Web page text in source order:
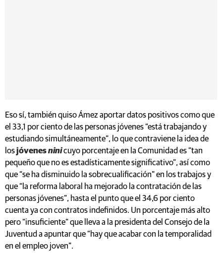
Eso sí, también quiso Ámez aportar datos positivos como que
el 33,1 por ciento de las personas jóvenes “está trabajando y
estudiando simultáneamente”, lo que contraviene la idea de
losjóvenesninicuyo porcentaje en la Comunidad es “tan
pequeño que no es estadísticamente significativo”, así como
que “se ha disminuido la sobrecualificación” en los trabajos y
que “la reforma laboral ha mejorado la contratación de las
personas jóvenes”, hasta el punto que el 34,6 por ciento
cuenta ya con contratos indefinidos. Un porcentaje más alto
pero “insuficiente” que lleva a la presidenta del Consejo de la
Juventud a apuntar que “hay que acabar con la temporalidad
en el empleo joven”.